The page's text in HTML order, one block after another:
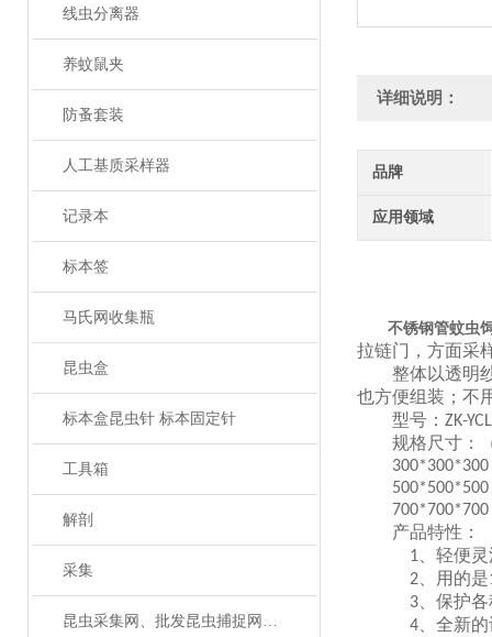
线虫分离器
养蚊鼠夹
防蚤套装
人工基质采样器
记录本
标本签
马氏网收集瓶
昆虫盒
标本盒昆虫针 标本固定针
工具箱
解剖
采集
昆虫采集网、批发昆虫捕捉网、捕虫网
详细说明：
品牌
应用领域
不锈钢管蚊虫
拉链门，方面采
整体以透明
也方便组装；不
型号： ZK-
规格尺寸：
300*300*300
500*500*500
700*700*700
产品特性：
1 、轻便
2 、用的是
3 、保护
4 、全新